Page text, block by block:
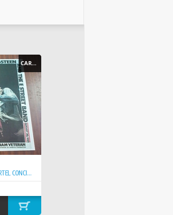
CARTEL - POSTER
REPROD 40 X 30 CARTEL CONCIERTO 20-8-81 VETERAN VIETNAN